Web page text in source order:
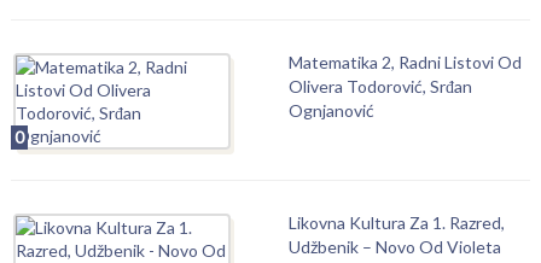
0
Matematika 2, Radni Listovi Od
Olivera Todorović, Srđan
Ognjanović
Likovna Kultura Za 1. Razred,
Udžbenik – Novo Od Violeta